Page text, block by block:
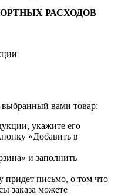
РАСХОДОВ
выбранный вами товар:
укажите его
«Добавить в
и заполнить
письмо, о том что
заказа можете